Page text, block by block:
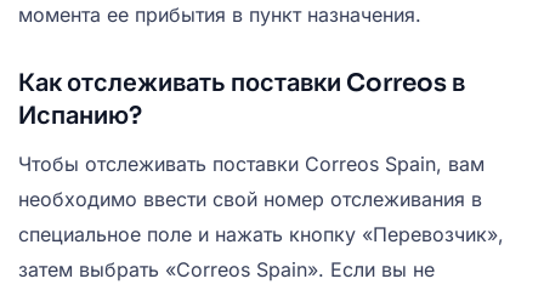
момента ее прибытия в пункт назначения.
Как отслеживать поставки Correos в
Испанию?
Чтобы отслеживать поставки Correos Spain, вам
необходимо ввести свой номер отслеживания в
специальное поле и нажать кнопку «Перевозчик»,
затем выбрать «Correos Spain». Если вы не